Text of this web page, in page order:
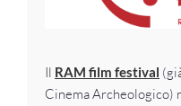
Il RAM film festival
Cinema Archeologico)